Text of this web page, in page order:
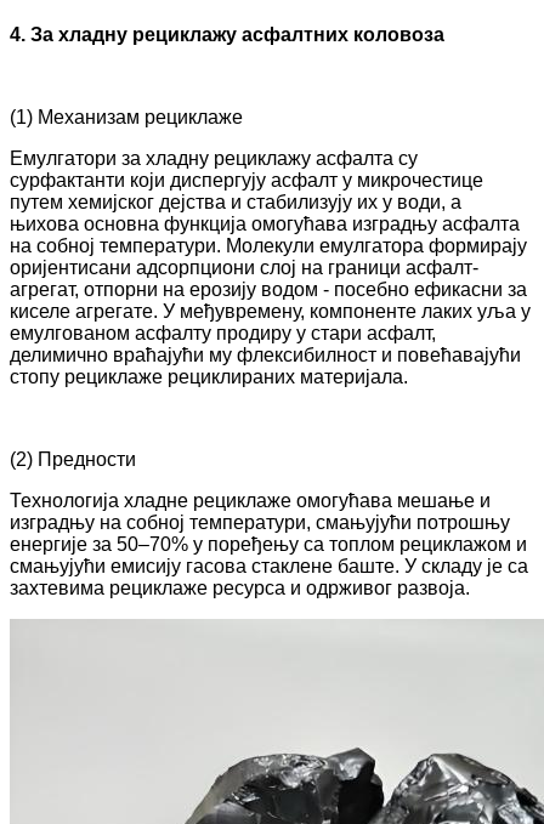
4. За хладну рециклажу асфалтних коловоза
(1) Механизам рециклаже
Емулгатори за хладну рециклажу асфалта су
сурфактанти који диспергују асфалт у микрочестице
путем хемијског дејства и стабилизују их у води, а
њихова основна функција омогућава изградњу асфалта
на собној температури. Молекули емулгатора формирају
оријентисани адсорпциони слој на граници асфалт-
агрегат, отпорни на ерозију водом - посебно ефикасни за
киселе агрегате. У међувремену, компоненте лаких уља у
емулгованом асфалту продиру у стари асфалт,
делимично враћајући му флексибилност и повећавајући
стопу рециклаже рециклираних материјала.
(2) Предности
Технологија хладне рециклаже омогућава мешање и
изградњу на собној температури, смањујући потрошњу
енергије за 50–70% у поређењу са топлом рециклажом и
смањујући емисију гасова стаклене баште. У складу је са
захтевима рециклаже ресурса и одрживог развоја.